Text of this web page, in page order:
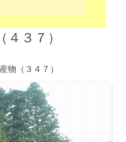
３７）
（３４７）